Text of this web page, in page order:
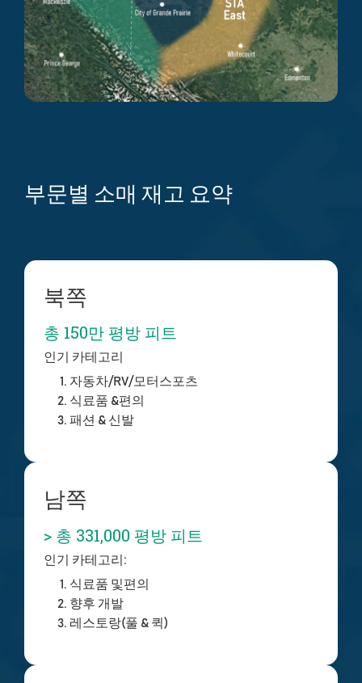
부문별 소매 재고 요약
북쪽
총 150만 평방 피트
인기 카테고리
자동차/RV/모터스포츠
식료품 &편의
패션 & 신발
남쪽
> 총 331,000 평방 피트
인기 카테고리:
식료품 및편의
향후 개발
레스토랑(풀 & 퀵)